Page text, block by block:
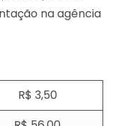
na agência
R$ 3,50